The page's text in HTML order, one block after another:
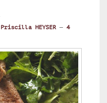
Priscilla HEYSER — 4